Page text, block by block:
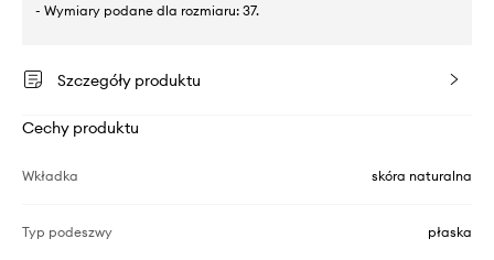
- Wymiary podane dla rozmiaru: 37.
Szczegóły produktu
Cechy produktu
Wkładka skóra naturalna
Typ podeszwy płaska